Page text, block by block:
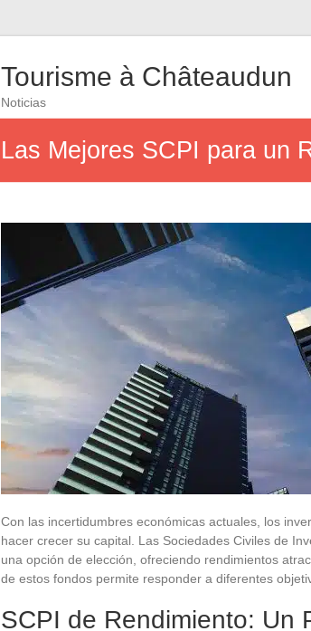
Tourisme à Châteaudun
Noticias
Las Mejores SCPI para un
Con las incertidumbres económicas actuales, los
hacer crecer su capital. Las Sociedades Civiles de
una opción de elección, ofreciendo rendimientos
de estos fondos permite responder a diferentes
SCPI de Rendimiento: Un